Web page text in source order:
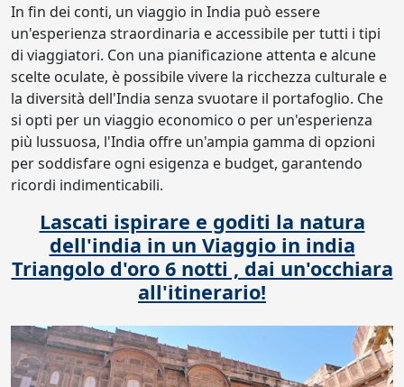
In fin dei conti, un viaggio in India può essere
un'esperienza straordinaria e accessibile per tutti i tipi
di viaggiatori. Con una pianificazione attenta e alcune
scelte oculate, è possibile vivere la ricchezza culturale e
la diversità dell'India senza svuotare il portafoglio. Che
si opti per un viaggio economico o per un'esperienza
più lussuosa, l'India offre un'ampia gamma di opzioni
per soddisfare ogni esigenza e budget, garantendo
ricordi indimenticabili.
Lascati ispirare e goditi la natura
dell'india in un Viaggio in india
Triangolo d'oro 6 notti , dai un'occhiara
all'itinerario!